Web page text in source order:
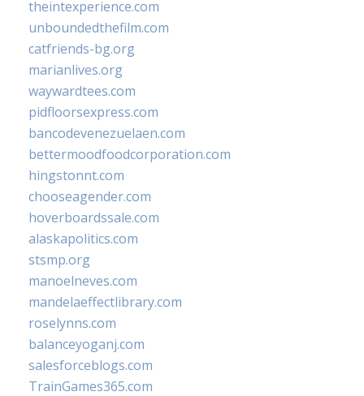
theintexperience.com
unboundedthefilm.com
catfriends-bg.org
marianlives.org
waywardtees.com
pidfloorsexpress.com
bancodevenezuelaen.com
bettermoodfoodcorporation.com
hingstonnt.com
chooseagender.com
hoverboardssale.com
alaskapolitics.com
stsmp.org
manoelneves.com
mandelaeffectlibrary.com
roselynns.com
balanceyoganj.com
salesforceblogs.com
TrainGames365.com